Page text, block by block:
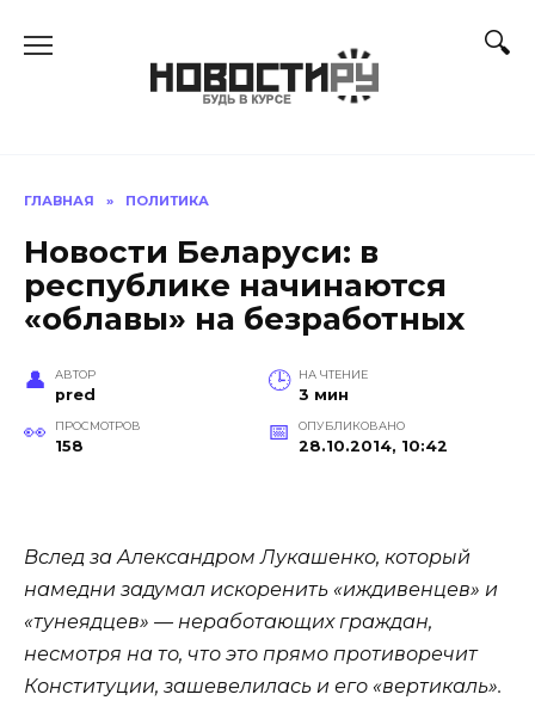
ГЛАВНАЯ » ПОЛИТИКА
Новости Беларуси: в
республике начинаются
«облавы» на безработных
АВТОР
pred
НА ЧТЕНИЕ
3 мин
ПРОСМОТРОВ
158
ОПУБЛИКОВАНО
28.10.2014, 10:42
Вслед за Александром Лукашенко, который
намедни задумал искоренить «иждивенцев» и
«тунеядцев» — неработающих граждан,
несмотря на то, что это прямо противоречит
Конституции, зашевелилась и его «вертикаль».